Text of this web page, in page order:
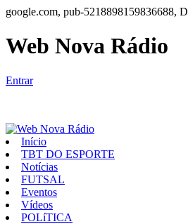
google.com, pub-5218898159836688,
Web Nova Rádio
Entrar
Início
TBT DO ESPORTE
Notícias
FUTSAL
Eventos
Vídeos
POLíTICA